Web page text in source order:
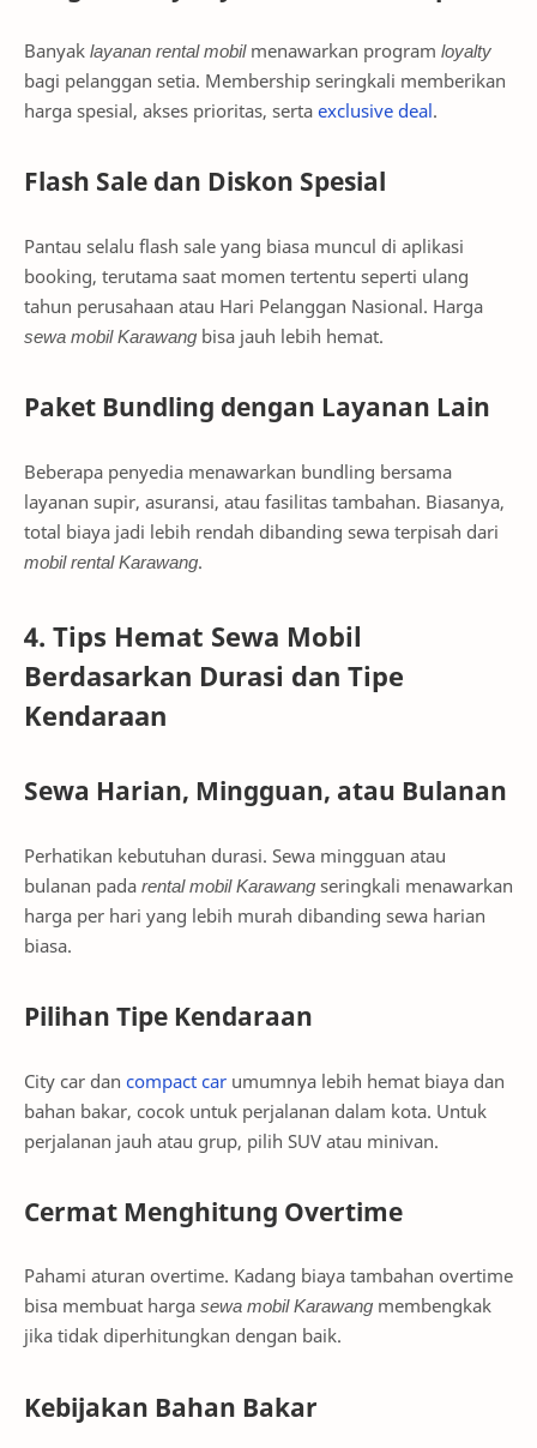
Banyak layanan rental mobilmenawarkan program loyalty
bagi pelanggan setia. Membership seringkali memberikan
harga spesial, akses prioritas, serta exclusive deal.
Flash Sale dan Diskon Spesial
Pantau selalu flash sale yang biasa muncul di aplikasi
booking, terutama saat momen tertentu seperti ulang
tahun perusahaan atau Hari Pelanggan Nasional. Harga
sewa mobil Karawang bisa jauh lebih hemat.
Paket Bundling dengan Layanan Lain
Beberapa penyedia menawarkan bundling bersama
layanan supir, asuransi, atau fasilitas tambahan. Biasanya,
total biaya jadi lebih rendah dibanding sewa terpisah dari
mobil rental Karawang.
4. Tips Hemat Sewa Mobil
Berdasarkan Durasi dan Tipe
Kendaraan
Sewa Harian, Mingguan, atau Bulanan
Perhatikan kebutuhan durasi. Sewa mingguan atau
bulanan pada rental mobil Karawang seringkali menawarkan
harga per hari yang lebih murah dibanding sewa harian
biasa.
Pilihan Tipe Kendaraan
City car dan compact car umumnya lebih hemat biaya dan
bahan bakar, cocok untuk perjalanan dalam kota. Untuk
perjalanan jauh atau grup, pilih SUV atau minivan.
Cermat Menghitung Overtime
Pahami aturan overtime. Kadang biaya tambahan overtime
bisa membuat harga sewa mobil Karawang membengkak
jika tidak diperhitungkan dengan baik.
Kebijakan Bahan Bakar